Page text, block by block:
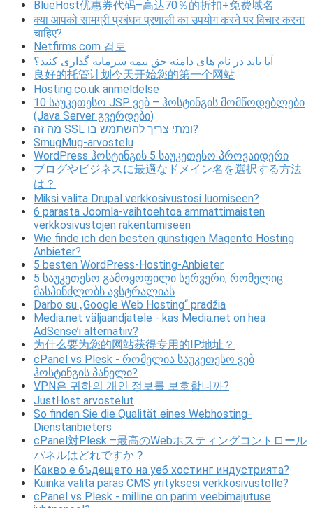
BlueHost优惠券代码–高达70％的折扣+免费域名
क्या आपको सामग्री प्रबंधन प्रणाली का उपयोग करने पर विचार करना
चाहिए?
Netfirms.com 검토
آیا باید در نام های دامنه حق بیمه سرمایه گذاری کنید؟
良好的托管计划今天开始您的第一个网站
Hosting.co.uk anmeldelse
10 საუკეთესო JSP ვებ – ჰოსტინგის მომწოდებლები
(Java Server გვერდები)
מה זה SSL ומתי צריך להשתמש בו?
SmugMug-arvostelu
WordPress ჰოსტინგის 5 საუკეთესო პროვაიდერი
ブログやビジネスに最適なドメイン名を選択する方法
は？
Miksi valita Drupal verkkosivustosi luomiseen?
6 parasta Joomla-vaihtoehtoa ammattimaisten
verkkosivustojen rakentamiseen
Wie finde ich den besten günstigen Magento Hosting
Anbieter?
5 besten WordPress-Hosting-Anbieter
5 საუკეთესო გამოყოფილი სერვერი, რომელიც
მასპინძლობს ავსტრალიას
Darbo su „Google Web Hosting“ pradžia
Media.net väljaandjatele - kas Media.net on hea
AdSense’i alternatiiv?
为什么要为您的网站获得专用的IP地址？
cPanel vs Plesk - რომელია საუკეთესო ვებ
ჰოსტინგის პანელი?
VPN은 귀하의 개인 정보를 보호합니까?
JustHost arvostelut
So finden Sie die Qualität eines Webhosting-
Dienstanbieters
cPanel対Plesk –最高のWebホスティングコントロール
パネルはどれですか？
Какво е бъдещето на уеб хостинг индустрията?
Kuinka valita paras CMS yrityksesi verkkosivustolle?
cPanel vs Plesk - milline on parim veebimajutuse